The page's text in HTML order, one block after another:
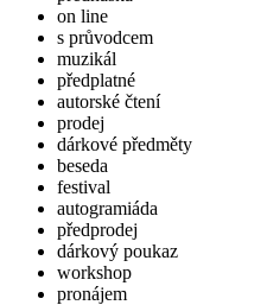
on line
s průvodcem
muzikál
předplatné
autorské čtení
prodej
dárkové předměty
beseda
festival
autogramiáda
předprodej
dárkový poukaz
workshop
pronájem